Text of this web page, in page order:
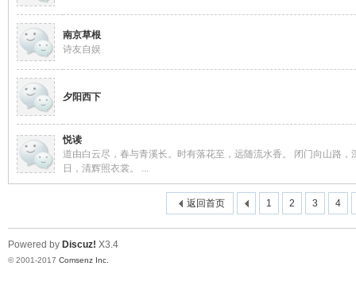
站
南京草根
诗友自娱
夕阳西下
悦读
道由白云尽，春与青溪长。时有落花至，远随流水香。 闭门向山路，
日，清辉照衣裳。 ...
1 2 3 4
返回首页
Powered by Discuz! X3.4
© 2001-2017 Comsenz Inc.